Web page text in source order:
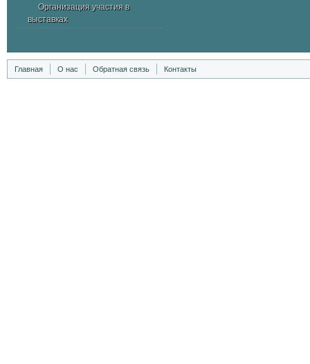
Организация участия в
выставках
Главная О нас Обратная связь Контакты